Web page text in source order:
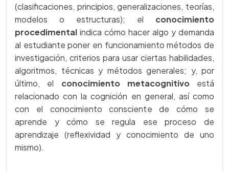
(clasificaciones, principios, generalizaciones, teorías,
modelos o estructuras); el conocimiento
procedimental indica cómo hacer algo y demanda
al estudiante poner en funcionamiento métodos de
investigación, criterios para usar ciertas habilidades,
algoritmos, técnicas y métodos generales; y, por
último, el conocimiento metacognitivoestá
relacionado con la cognición en general, así como
con el conocimiento consciente de cómo se
aprende y cómo se regula ese proceso de
aprendizaje (reflexividad y conocimiento de uno
mismo).